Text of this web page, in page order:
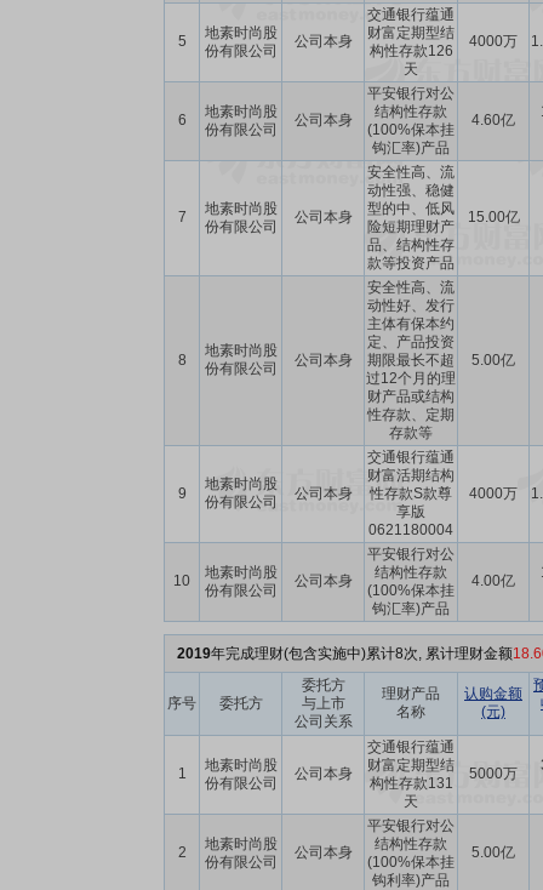
5
地素时尚股
份有限公司
公司本身
交通银行蕴通
财富定期型结
构性存款126
天
4000万
6
地素时尚股
份有限公司
公司本身
平安银行对公
结构性存款
(100%保本挂
钩汇率)产品
4.60亿
7
地素时尚股
份有限公司
公司本身
安全性高、流
动性强、稳健
型的中、低风
险短期理财产
品、结构性存
款等投资产品
15.00亿
8
地素时尚股
份有限公司
公司本身
安全性高、流
动性好、发行
主体有保本约
定、产品投资
期限最长不超
过12个月的理
财产品或结构
性存款、定期
存款等
5.00亿
9
地素时尚股
份有限公司
公司本身
交通银行蕴通
财富活期结构
性存款S款尊
享版
0621180004
4000万
10
地素时尚股
份有限公司
公司本身
平安银行对公
结构性存款
(100%保本挂
钩汇率)产品
4.00亿
2019年完成理财(包含实施中)累计8次, 累计理财金额
序号 委托方
委托方
与上市
公司关系
理财产品
名称
认购金额
(元)
1
地素时尚股
份有限公司
公司本身
交通银行蕴通
财富定期型结
构性存款131
天
5000万
2
地素时尚股
份有限公司
公司本身
平安银行对公
结构性存款
(100%保本挂
钩利率)产品
5.00亿